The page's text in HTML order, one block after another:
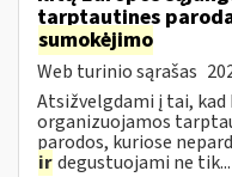
tarptautines
sumokėjimo
Web turinio sąrašas
Atsižvelgdami į tai,
organizuojamos
parodos, kuriose
irdegustuojami ne tik...